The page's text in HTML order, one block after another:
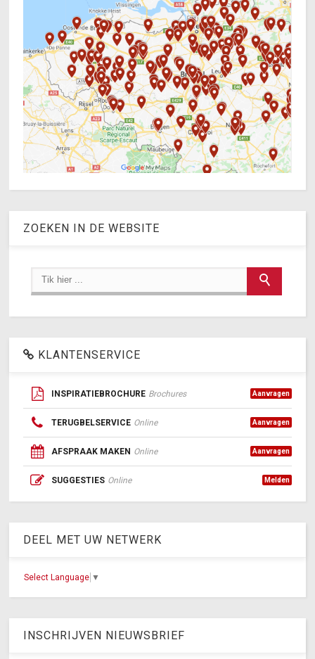
ZOEKEN IN DE WEBSITE
KLANTENSERVICE
INSPIRATIEBROCHURE Brochures Aanvragen
TERUGBELSERVICE Online Aanvragen
AFSPRAAK MAKEN Online Aanvragen
SUGGESTIES Online Melden
DEEL MET UW NETWERK
Select Language ▼
INSCHRIJVEN NIEUWSBRIEF